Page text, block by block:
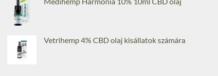
Vetrihemp 4% CBD olaj kisállatok számára